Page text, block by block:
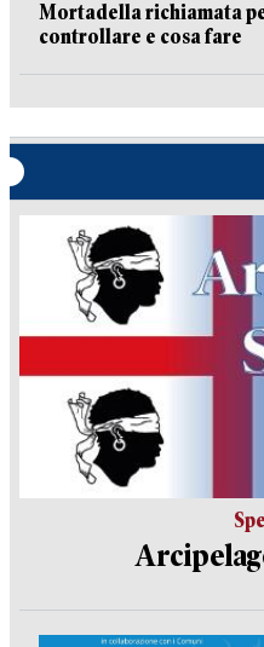
Mortadella richiamata
controllare e cosa fare